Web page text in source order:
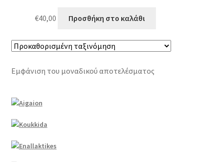
€40,00 Προσθήκη στο καλάθι
Εμφάνιση του μοναδικού αποτελέσματος